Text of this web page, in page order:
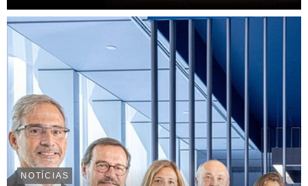
NOTÍCIAS